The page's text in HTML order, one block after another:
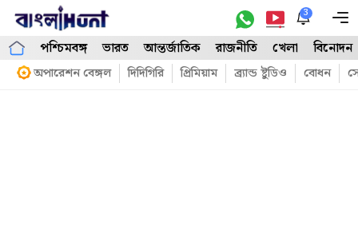
Skip
content
3
পশ্চিমবঙ্গ ভারত আন্তর্জাতিক রাজনীতি খেলা বিনোদন
অপারেশন বেঙ্গল দিদিগিরি প্রিমিয়াম ব্র্যান্ড ষ্টুডিও বোধন